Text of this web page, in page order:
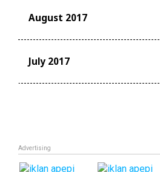
August 2017
July 2017
Advertising